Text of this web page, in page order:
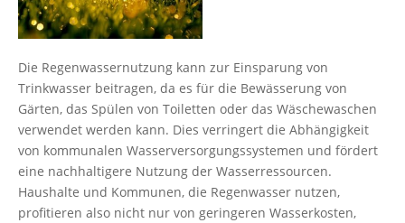
Die Regenwassernutzung kann zur Einsparung von
Trinkwasser beitragen, da es für die Bewässerung von
Gärten, das Spülen von Toiletten oder das Wäschewaschen
verwendet werden kann. Dies verringert die Abhängigkeit
von kommunalen Wasserversorgungssystemen und fördert
eine nachhaltigere Nutzung der Wasserressourcen.
Haushalte und Kommunen, die Regenwasser nutzen,
profitieren also nicht nur von geringeren Wasserkosten,